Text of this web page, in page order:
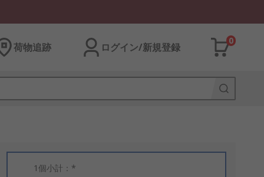
荷物追跡 ログイン/新規登録
0
1個小計：*